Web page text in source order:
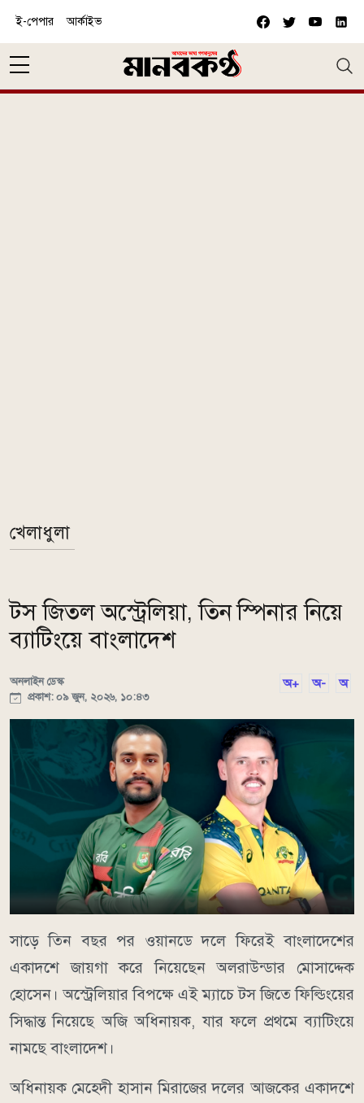
ই-পেপার আর্কাইভ
খেলাধুলা
টস জিতল অস্ট্রেলিয়া, তিন স্পিনার নিয়ে
ব্যাটিংয়ে বাংলাদেশ
অনলাইন ডেস্ক
প্রকাশ: ০৯ জুন, ২০২৬, ১০:৪৩
অ+ অ- অ
সাড়ে তিন বছর পর ওয়ানডে দলে ফিরেই বাংলাদেশের
একাদশে জায়গা করে নিয়েছেন অলরাউন্ডার মোসাদ্দেক
হোসেন। অস্ট্রেলিয়ার বিপক্ষে এই ম্যাচে টস জিতে ফিল্ডিংয়ের
সিদ্ধান্ত নিয়েছে অজি অধিনায়ক, যার ফলে প্রথমে ব্যাটিংয়ে
নামছে বাংলাদেশ।
অধিনায়ক মেহেদী হাসান মিরাজের দলের আজকের একাদশে